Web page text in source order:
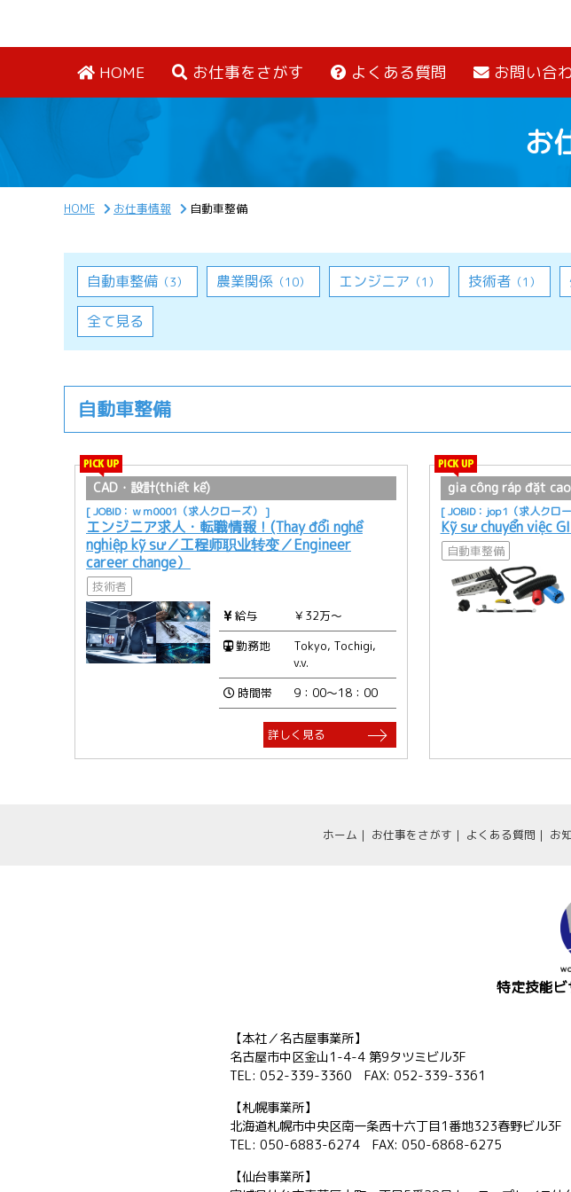
HOME お仕事をさがす よくある質問 お問い合
お
HOME お仕事情報 自動車整備
自動車整備 （3） 農業関係 （10） エンジニア （1） 技術者 （1）
全て見る
自動車整備
CAD・設計(thiết kế)
[ JOBID：ｗｍ0001（求人クローズ） ]
エンジニア求人・転職情報！(Thay đổi nghề
nghiệp kỹ sư／工程师职业转变／Engineer
career change）
技術者
給与
￥32万～
勤務地
Tokyo, Tochigi,
v.v.
時間帯
9：00～18：00
詳しく見る
gia công ráp đặt
[ JOBID：jop1（求人クロ
Kỹ sư chuyển việc
自動車整備
ホーム お仕事をさがす よくある質問 お
特定技能
【本社／名古屋事業所】
名古屋市中区金山1-4-4 第9タツミビル3F
TEL: 052-339-3360 FAX: 052-339-3361
【札幌事業所】
北海道札幌市中央区南一条西十六丁目1番地323春野ビル3F
TEL: 050-6883-6274 FAX: 050-6868-6275
【仙台事業所】